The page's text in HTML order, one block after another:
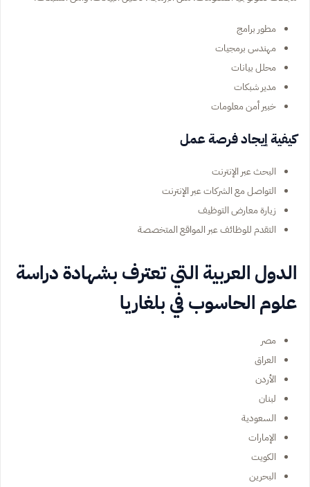
مطور برامج
مهندس برمجيات
محلل بيانات
مدير شبكات
خبير أمن معلومات
كيفية إيجاد فرصة عمل
البحث عبر الإنترنت
التواصل مع الشركات عبر الإنترنت
زيارة معارض التوظيف
التقدم للوظائف عبر المواقع المتخصصة
الدول العربية التي تعترف بشهادة دراسة
علوم الحاسوب في بلغاريا
مصر
العراق
الأردن
لبنان
السعودية
الإمارات
الكويت
البحرين